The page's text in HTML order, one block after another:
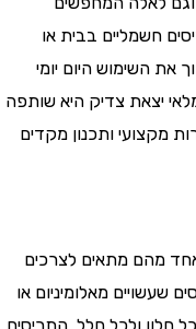
בבית או
היום יומי
צדיק היא שותפה
ותכנון מקדים
מתאים לצרכים
מאלומיניום או